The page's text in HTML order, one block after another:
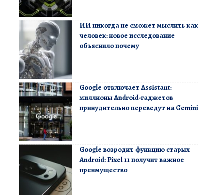
ИИ никогда не сможет мыслить как
человек: новое исследование
объяснило почему
Google отключает Assistant:
миллионы Android-гаджетов
принудительно переведут на Gemini
Google возродит функцию старых
Android: Pixel 11 получит важное
преимущество